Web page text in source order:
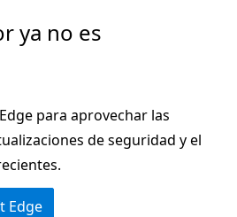
ya no es
para aprovechar las
de seguridad y el
Edge